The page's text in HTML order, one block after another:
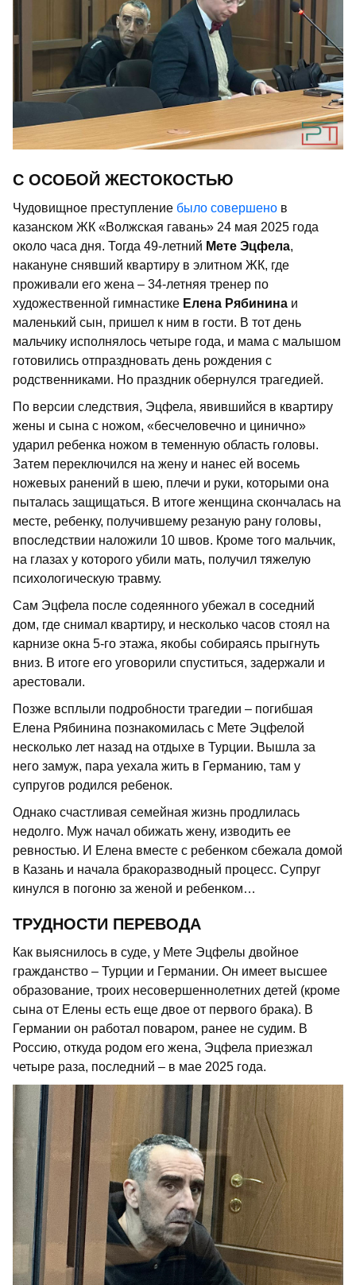
С ОСОБОЙ ЖЕСТОКОСТЬЮ
Чудовищное преступление было совершено в
казанском ЖК «Волжская гавань» 24 мая 2025 года
около часа дня. Тогда 49-летний Мете Эцфела,
накануне снявший квартиру в элитном ЖК, где
проживали его жена – 34-летняя тренер по
художественной гимнастике Елена Рябинина и
маленький сын, пришел к ним в гости. В тот день
мальчику исполнялось четыре года, и мама с малышом
готовились отпраздновать день рождения с
родственниками. Но праздник обернулся трагедией.
По версии следствия, Эцфела, явившийся в квартиру
жены и сына с ножом, «бесчеловечно и цинично»
ударил ребенка ножом в теменную область головы.
Затем переключился на жену и нанес ей восемь
ножевых ранений в шею, плечи и руки, которыми она
пыталась защищаться. В итоге женщина скончалась на
месте, ребенку, получившему резаную рану головы,
впоследствии наложили 10 швов. Кроме того мальчик,
на глазах у которого убили мать, получил тяжелую
психологическую травму.
Сам Эцфела после содеянного убежал в соседний
дом, где снимал квартиру, и несколько часов стоял на
карнизе окна 5-го этажа, якобы собираясь прыгнуть
вниз. В итоге его уговорили спуститься, задержали и
арестовали.
Позже всплыли подробности трагедии – погибшая
Елена Рябинина познакомилась с Мете Эцфелой
несколько лет назад на отдыхе в Турции. Вышла за
него замуж, пара уехала жить в Германию, там у
супругов родился ребенок.
Однако счастливая семейная жизнь продлилась
недолго. Муж начал обижать жену, изводить ее
ревностью. И Елена вместе с ребенком сбежала домой
в Казань и начала бракоразводный процесс. Супруг
кинулся в погоню за женой и ребенком…
ТРУДНОСТИ ПЕРЕВОДА
Как выяснилось в суде, у Мете Эцфелы двойное
гражданство – Турции и Германии. Он имеет высшее
образование, троих несовершеннолетних детей (кроме
сына от Елены есть еще двое от первого брака). В
Германии он работал поваром, ранее не судим. В
Россию, откуда родом его жена, Эцфела приезжал
четыре раза, последний – в мае 2025 года.